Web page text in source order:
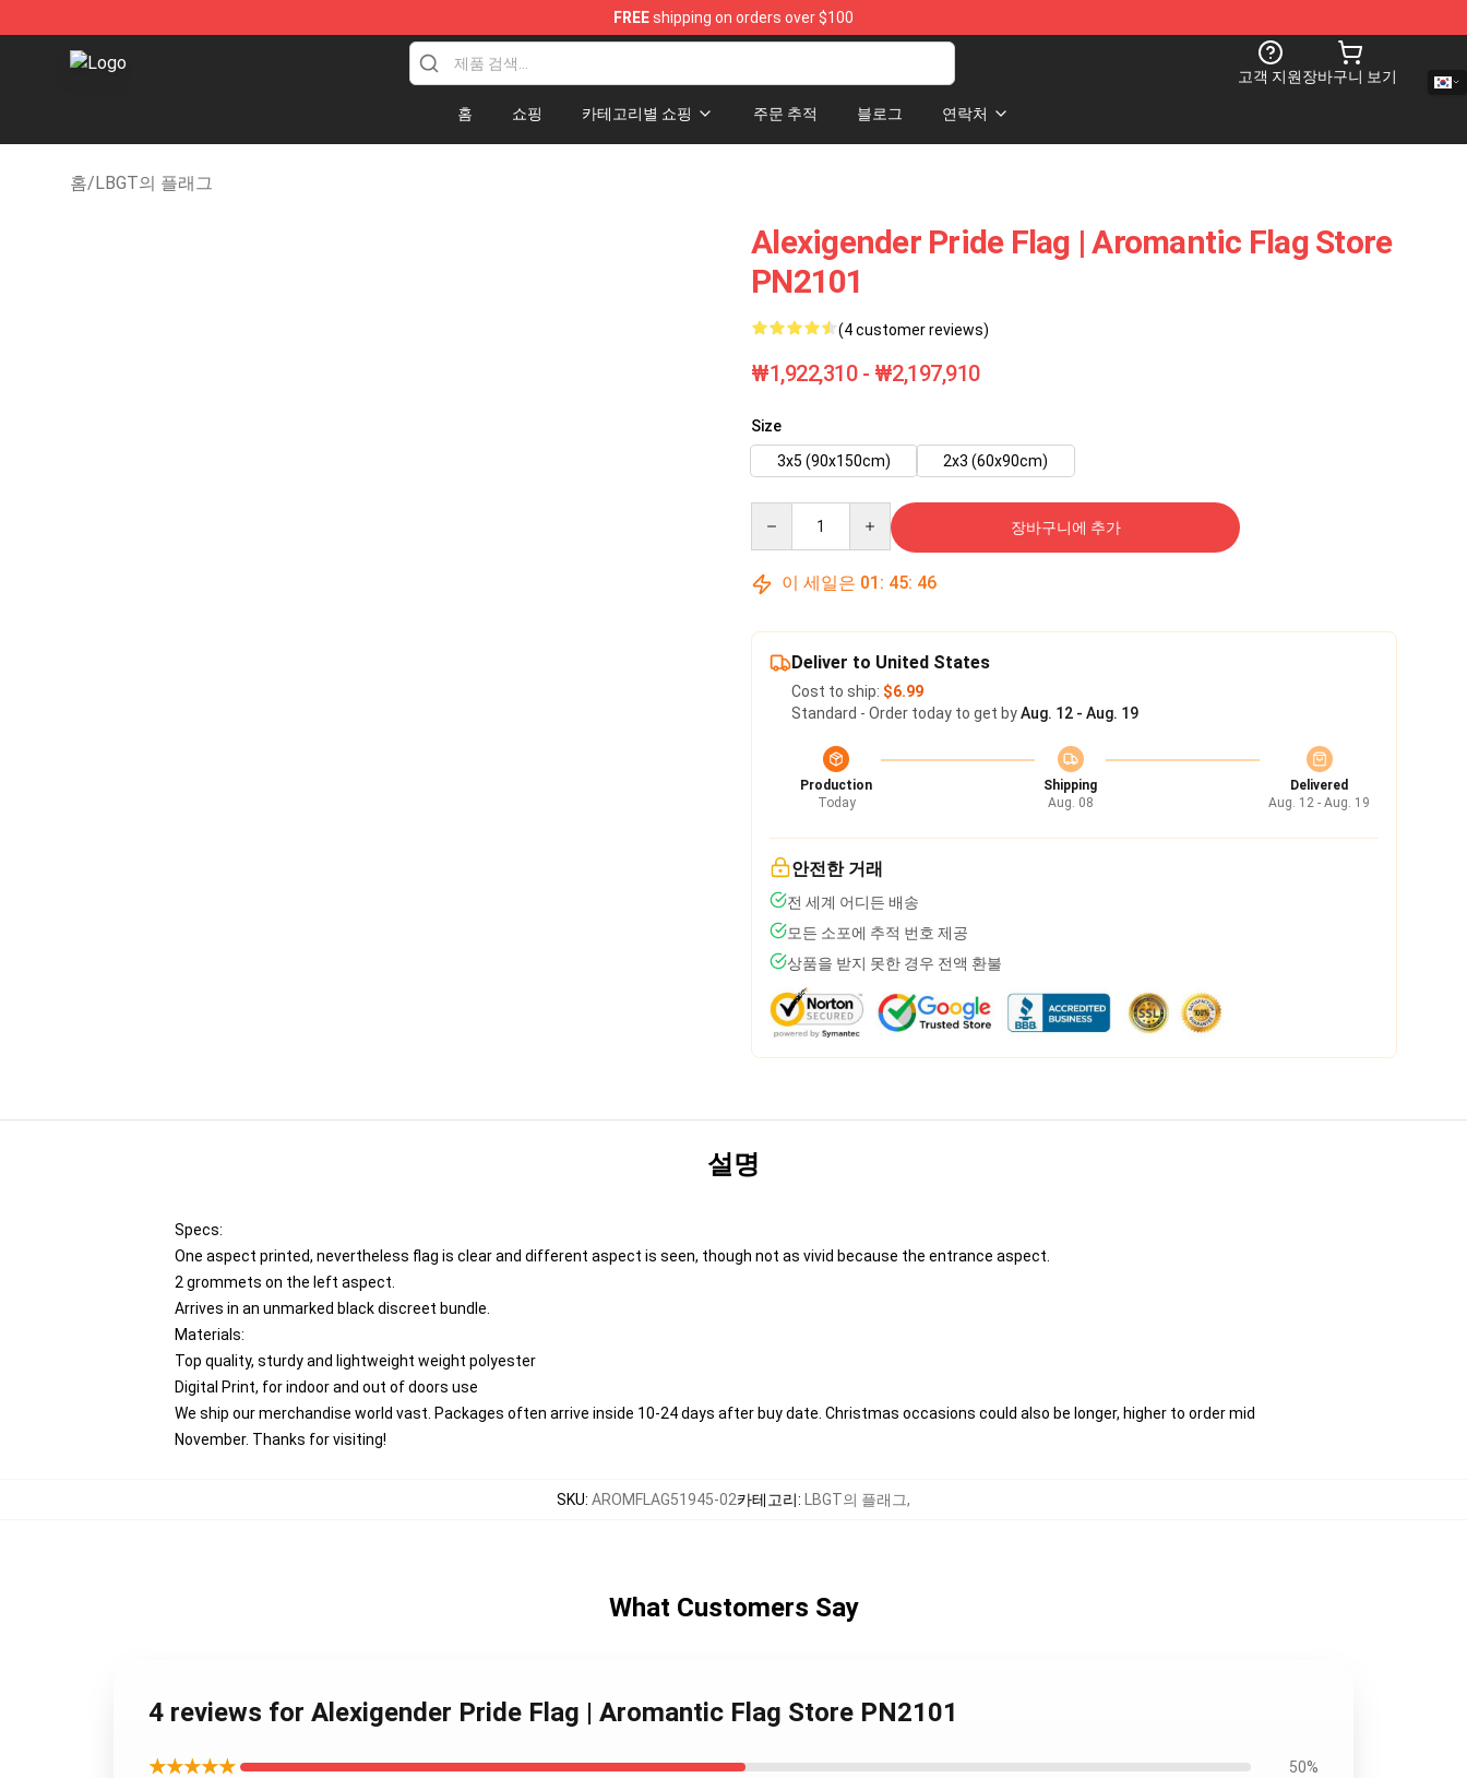
FREEshipping on orders over $100
Aromantic Flag Shop - The Best Store of Aromantic Flag
고객 지원장바구니 보기
홈 쇼핑 카테고리별 쇼핑 주문 추적 블로그 연락처
홈/LBGT의 플래그
Alexigender Pride Flag | Aromantic Flag Store
PN2101
(4 customer reviews)
₩1,922,310 - ₩2,197,910
Size
3x5 (90x150cm)
2x3 (60x90cm)
장바구니에 추가
이 세일은 01 : 45: 45
Deliver to United States
Cost to ship: $6.99
Standard - Order today to get byAug. 12 - Aug. 19
Production
Today
Shipping
Aug. 08
Delivered
Aug. 12 - Aug. 19
안전한 거래
전 세계 어디든 배송
모든 소포에 추적 번호 제공
상품을 받지 못한 경우 전액 환불
설명
Specs:
One aspect printed, nevertheless flag is clear and different aspect is seen, though not as vivid because the entrance aspect.
2 grommets on the left aspect.
Arrives in an unmarked black discreet bundle.
Materials:
Top quality, sturdy and lightweight weight polyester
Digital Print, for indoor and out of doors use
We ship our merchandise world vast. Packages often arrive inside 10-24 days after buy date. Christmas occasions could also be longer, higher to order mid
November. Thanks for visiting!
SKU: AROMFLAG51945-02카테고리: LBGT의 플래그,
What Customers Say
4 reviews for Alexigender Pride Flag | Aromantic Flag Store PN2101
★★★★★ 50%